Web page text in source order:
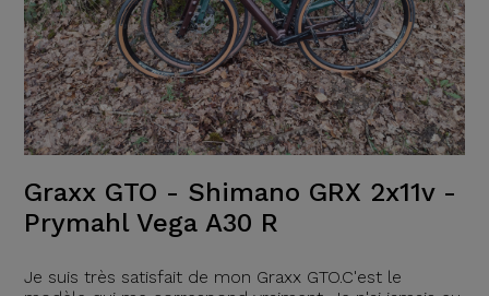
Graxx GTO - Shimano GRX 2x11v -
Prymahl Vega A30 R
Je suis très satisfait de mon Graxx GTO.C'est le